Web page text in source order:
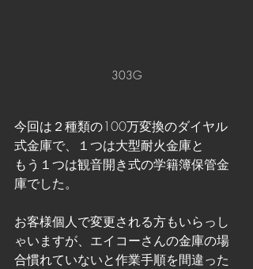
303G
今回は２種類の100万変換のダイヤル
式金庫で、１つは大型耐火金庫と
もう１つは観音開き式の学籍簿保管金
庫でした。
お客様個人で変更される方もいらっし
ゃいますが、エイコーさんの金庫の場
合慣れていないと作業手順を間違った